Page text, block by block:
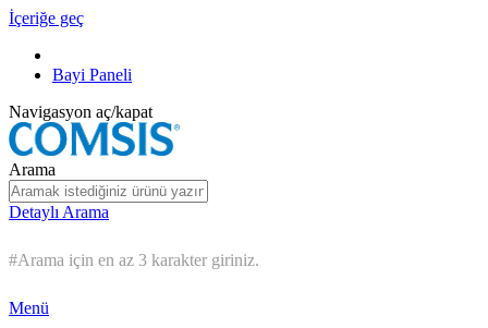
İçeriğe geç
Bayi Paneli
Navigasyon aç/kapat
Arama
Detaylı Arama
#Arama için en az 3 karakter giriniz.
Menü